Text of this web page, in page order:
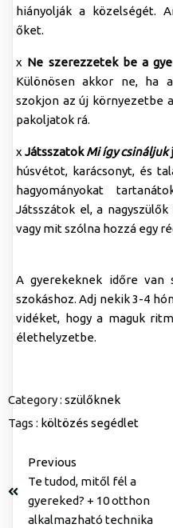
hiányolják a közelségét.
őket.
x Ne szerezzetek be a
Különösen akkor ne, ha
szokjon az új környezetbe
pakoljatok rá.
xJátsszatokMi így csináljuk
húsvétot, karácsonyt, és
hagyományokat
Játsszátok el, a
vagy mit szólna hozzá egy
A gyerekeknek időre van
szokáshoz. Adj nekik 3-4
vidéket, hogy a maguk
élethelyzetbe.
Category : szülőknek
Tags : költözés segédlet
Previous
Te tudod, mitől fél a
gyereked? + 10 otthon
alkalmazható technika